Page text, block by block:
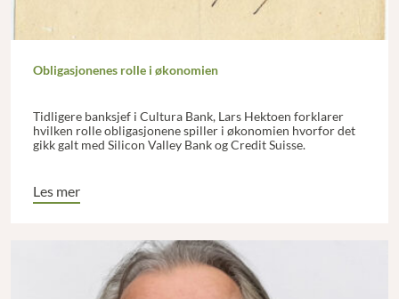
Obligasjonenes rolle i økonomien
Tidligere banksjef i Cultura Bank, Lars Hektoen forklarer
hvilken rolle obligasjonene spiller i økonomien hvorfor det
gikk galt med Silicon Valley Bank og Credit Suisse.
Les mer